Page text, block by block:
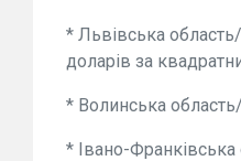
* Львівська
доларів за
* Волинська
* Івано-Франківська